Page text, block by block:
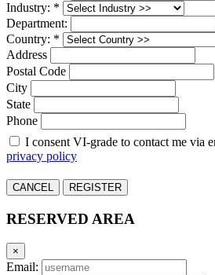
Industry: *
Department:
Country: *
Address
Postal Code
City
State
Phone
I consent VI-grade to contact me via
privacy policy
CANCEL REGISTER
RESERVED AREA
×
Email: